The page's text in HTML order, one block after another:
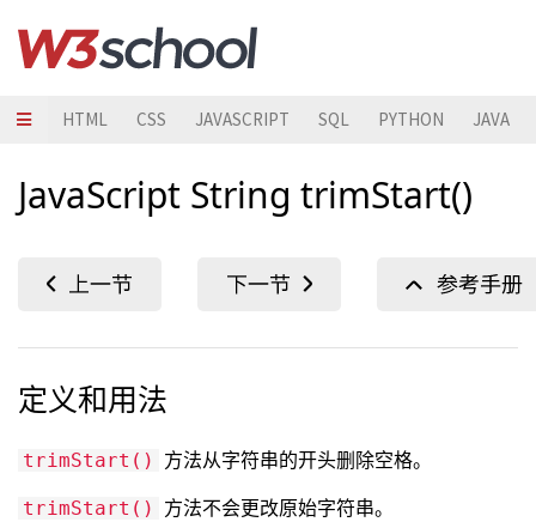
HTML CSS JAVASCRIPT SQL PYTHON JAVA
JavaScript String trimStart()
定义和用法
trimStart() 方法从字符串的开头删除空格。
trimStart() 方法不会更改原始字符串。